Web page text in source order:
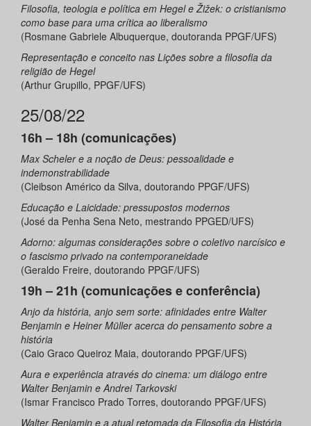
Filosofia, teologia e política em Hegel e Žižek: o cristianismo
como base para uma crítica ao liberalismo
(Rosmane Gabriele Albuquerque, doutoranda PPGF/UFS)
Representação e conceito nas Lições sobre a filosofia da
religião de Hegel
(Arthur Grupillo, PPGF/UFS)
25/08/22
16h – 18h (comunicações)
Max Scheler e a noção de Deus: pessoalidade e
indemonstrabilidade
(Cleibson Américo da Silva, doutorando PPGF/UFS)
Educação e Laicidade: pressupostos modernos
(José da Penha Sena Neto, mestrando PPGED/UFS)
Adorno: algumas considerações sobre o coletivo narcísico e
o fascismo privado na contemporaneidade
(Geraldo Freire, doutorando PPGF/UFS)
19h – 21h (comunicações e conferência)
Anjo da história, anjo sem sorte: afinidades entre Walter
Benjamin e Heiner Müller acerca do pensamento sobre a
história
(Caio Graco Queiroz Maia, doutorando PPGF/UFS)
Aura e experiência através do cinema: um diálogo entre
Walter Benjamin e Andrei Tarkovski
(Ismar Francisco Prado Torres, doutorando PPGF/UFS)
Walter Benjamin e a atual retomada da Filosofia da História